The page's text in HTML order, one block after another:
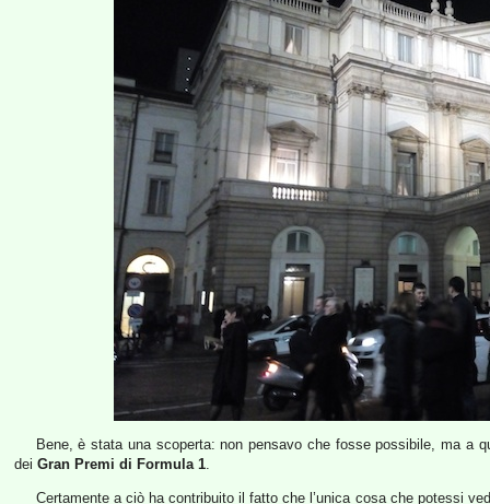
Bene, è stata una scoperta: non pensavo che fosse possibile, ma a
dei Gran Premi di Formula 1.
Certamente a ciò ha contribuito il fatto che l’unica cosa che potessi